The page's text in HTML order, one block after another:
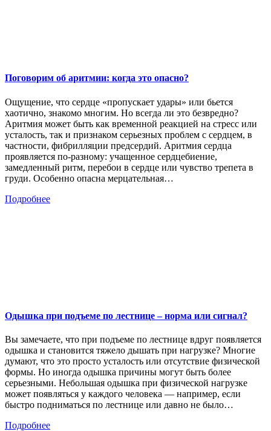
Поговорим об аритмии: когда это опасно?
Ощущение, что сердце «пропускает удары» или бьется
хаотично, знакомо многим. Но всегда ли это безвредно?
Аритмия может быть как временной реакцией на стресс или
усталость, так и признаком серьезных проблем с сердцем, в
частности, фибрилляции предсердий. Аритмия сердца
проявляется по-разному: учащенное сердцебиение,
замедленный ритм, перебои в сердце или чувство трепета в
груди. Особенно опасна мерцательная…
Подробнее
Одышка при подъеме по лестнице – норма или сигнал?
Вы замечаете, что при подъеме по лестнице вдруг появляется
одышка и становится тяжело дышать при нагрузке? Многие
думают, что это просто усталость или отсутствие физической
формы. Но иногда одышка причины могут быть более
серьезными. Небольшая одышка при физической нагрузке
может появляться у каждого человека — например, если
быстро подниматься по лестнице или давно не было…
Подробнее